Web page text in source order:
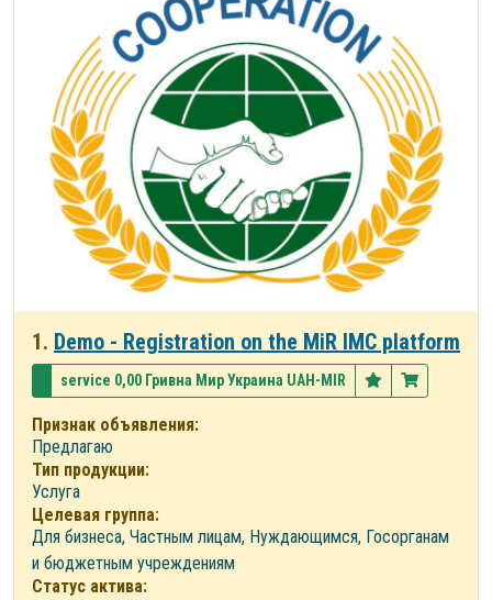
1. Demo - Registration on the MiR IMC platform
service 0,00 Гривна Мир Украина UAH-MIR
Признак объявления:
Предлагаю
Тип продукции:
Услуга
Целевая группа:
Для бизнеса, Частным лицам, Нуждающимся, Госорганам
и бюджетным учреждениям
Статус актива: